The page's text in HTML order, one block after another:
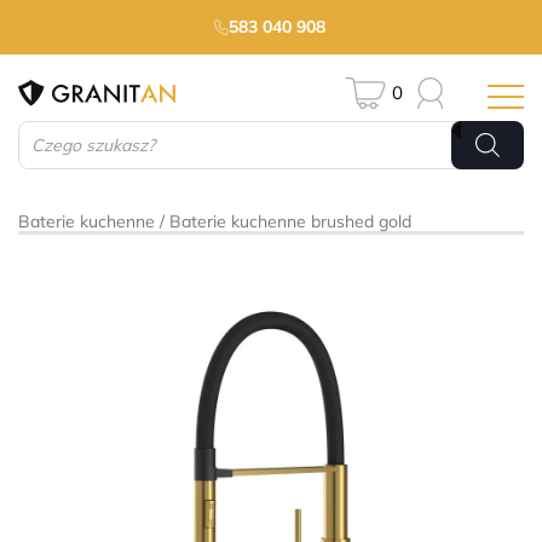
583 040 908
Wyszukiwarka
produktów
0
Baterie kuchenne Baterie kuchenne brushed gold